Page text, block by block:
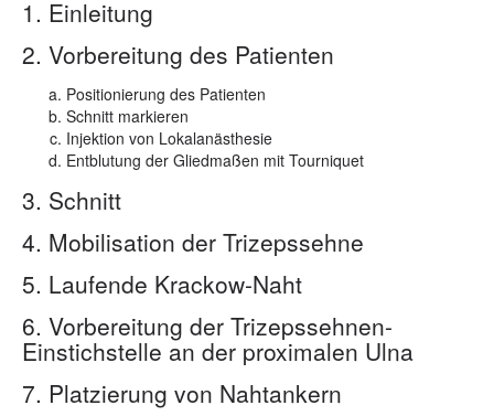
1. Einleitung
2. Vorbereitung des Patienten
Positionierung des Patienten
Schnitt markieren
Injektion von Lokalanästhesie
Entblutung der Gliedmaßen mit Tourniquet
3. Schnitt
4. Mobilisation der Trizepssehne
5. Laufende Krackow-Naht
6. Vorbereitung der Trizepssehnen-
Einstichstelle an der proximalen Ulna
7. Platzierung von Nahtankern